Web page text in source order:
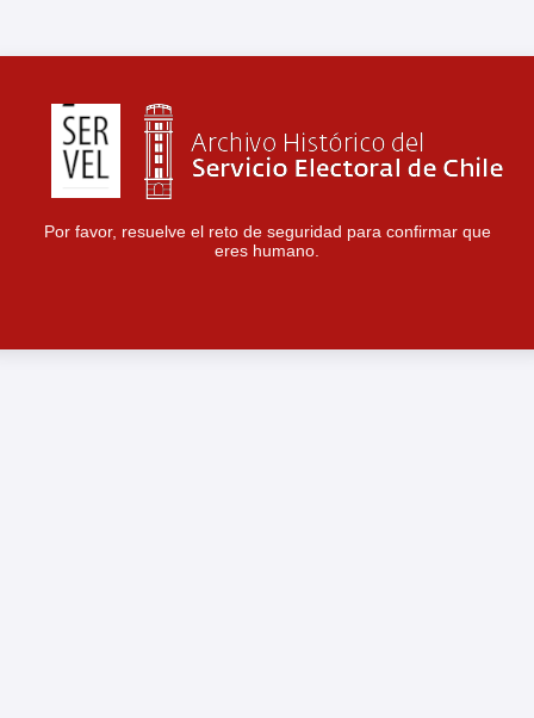
Por favor, resuelve el reto de seguridad para confirmar que
eres humano.